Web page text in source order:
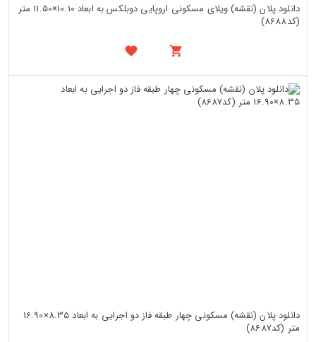
دانلود پلان (نقشه) ویلای مسکونی اروپایی دوبلکس به ابعاد 10.10×11.50 متر
(کد8688)
دانلود پلان (نقشه) مسکونی چهار طبقه فاز دو اجرایی به ابعاد 8.35×16.90
متر (کد8687)